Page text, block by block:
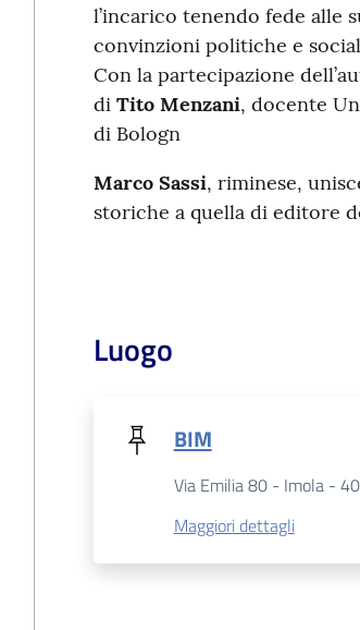
l’incarico tenendo fede alle
convinzioni politiche e
Con la partecipazione
di Tito Menzani, docente
di Bologn
Marco Sassi, riminese,
storiche a quella di editore
Luogo
BIM
Via Emilia 80 - Imola -
Maggiori dettagli